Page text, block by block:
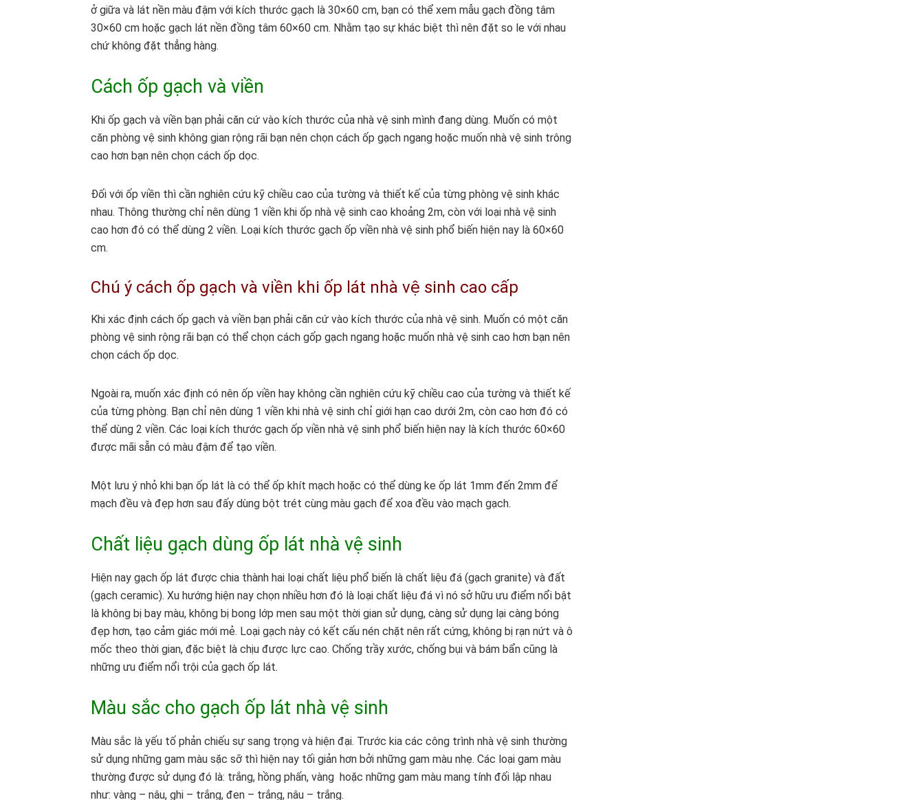
ở giữa và lát nền màu đậm với kích thước gạch là 30×60 cm, bạn có thể xem mẫu gạch đồng tâm
30×60 cm hoặc gạch lát nền đồng tâm 60×60 cm. Nhằm tạo sự khác biệt thì nên đặt so le với nhau
chứ không đặt thẳng hàng.
Cách ốp gạch và viền
Khi ốp gạch và viền bạn phải căn cứ vào kích thước của nhà vệ sinh mình đang dùng. Muốn có một
căn phòng vệ sinh không gian rộng rãi bạn nên chọn cách ốp gạch ngang hoặc muốn nhà vệ sinh trông
cao hơn bạn nên chọn cách ốp dọc.
Đối với ốp viền thì cần nghiên cứu kỹ chiều cao của tường và thiết kế của từng phòng vệ sinh khác
nhau. Thông thường chỉ nên dùng 1 viền khi ốp nhà vệ sinh cao khoảng 2m, còn với loại nhà vệ sinh
cao hơn đó có thể dùng 2 viền. Loại kích thước gạch ốp viền nhà vệ sinh phổ biến hiện nay là 60×60
cm.
Chú ý cách ốp gạch và viền khi ốp lát nhà vệ sinh cao cấp
Khi xác định cách ốp gạch và viền bạn phải căn cứ vào kích thước của nhà vệ sinh. Muốn có một căn
phòng vệ sinh rộng rãi bạn có thể chọn cách gốp gạch ngang hoặc muốn nhà vệ sinh cao hơn bạn nên
chọn cách ốp dọc.
Ngoài ra, muốn xác định có nên ốp viền hay không cần nghiên cứu kỹ chiều cao của tường và thiết kế
của từng phòng. Bạn chỉ nên dùng 1 viền khi nhà vệ sinh chỉ giới hạn cao dưới 2m, còn cao hơn đó có
thể dùng 2 viền. Các loại kích thước gạch ốp viền nhà vệ sinh phổ biến hiện nay là kích thước 60×60
được mãi sẵn có màu đậm để tạo viền.
Một lưu ý nhỏ khi bạn ốp lát là có thể ốp khít mạch hoặc có thể dùng ke ốp lát 1mm đến 2mm để
mạch đều và đẹp hơn sau đấy dùng bột trét cùng màu gạch để xoa đều vào mạch gạch.
Chất liệu gạch dùng ốp lát nhà vệ sinh
Hiện nay gạch ốp lát được chia thành hai loại chất liệu phổ biến là chất liệu đá (gạch granite) và đất
(gạch ceramic). Xu hướng hiện nay chọn nhiều hơn đó là loại chất liệu đá vì nó sở hữu ưu điểm nổi bật
là không bị bay màu, không bị bong lớp men sau một thời gian sử dụng, càng sử dụng lại càng bóng
đẹp hơn, tạo cảm giác mới mẻ. Loại gạch này có kết cấu nén chặt nên rất cứng, không bị rạn nứt và ô
mốc theo thời gian, đặc biệt là chịu được lực cao. Chống trầy xước, chống bụi và bám bẩn cũng là
những ưu điểm nổi trội của gạch ốp lát.
Màu sắc cho gạch ốp lát nhà vệ sinh
Màu sắc là yếu tố phản chiếu sự sang trọng và hiện đại. Trước kia các công trình nhà vệ sinh thường
sử dụng những gam màu sặc sỡ thì hiện nay tối giản hơn bởi những gam màu nhẹ. Các loại gam màu
thường được sử dụng đó là: trắng, hồng phấn, vàng hoặc những gam màu mang tính đối lập nhau
như: vàng – nâu, ghi – trắng, đen – trắng, nâu – trắng.